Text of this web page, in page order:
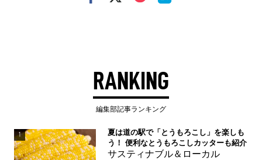
RANKING
編集部記事ランキング
1
夏は道の駅で「とうもろこし」を楽しも
う！ 便利なとうもろこしカッターも紹介
サスティナブル＆ローカル